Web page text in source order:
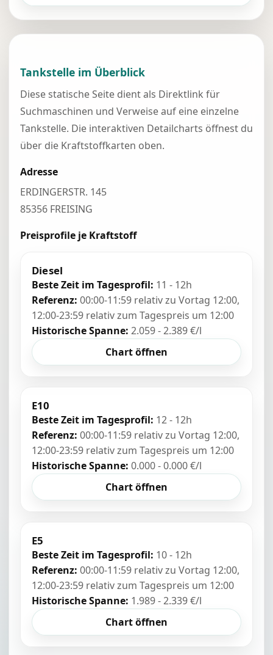
Tankstelle im Überblick
Diese statische Seite dient als Direktlink für
Suchmaschinen und Verweise auf eine einzelne
Tankstelle. Die interaktiven Detailcharts öffnest du
über die Kraftstoffkarten oben.
Adresse
ERDINGERSTR. 145
85356 FREISING
Preisprofile je Kraftstoff
Diesel
Beste Zeit im Tagesprofil: 11 - 12h
Referenz: 00:00-11:59 relativ zu Vortag 12:00,
12:00-23:59 relativ zum Tagespreis um 12:00
Historische Spanne: 2.059 - 2.389 €/l
Chart öffnen
E10
Beste Zeit im Tagesprofil: 12 - 12h
Referenz: 00:00-11:59 relativ zu Vortag 12:00,
12:00-23:59 relativ zum Tagespreis um 12:00
Historische Spanne: 0.000 - 0.000 €/l
Chart öffnen
E5
Beste Zeit im Tagesprofil: 10 - 12h
Referenz: 00:00-11:59 relativ zu Vortag 12:00,
12:00-23:59 relativ zum Tagespreis um 12:00
Historische Spanne: 1.989 - 2.339 €/l
Chart öffnen